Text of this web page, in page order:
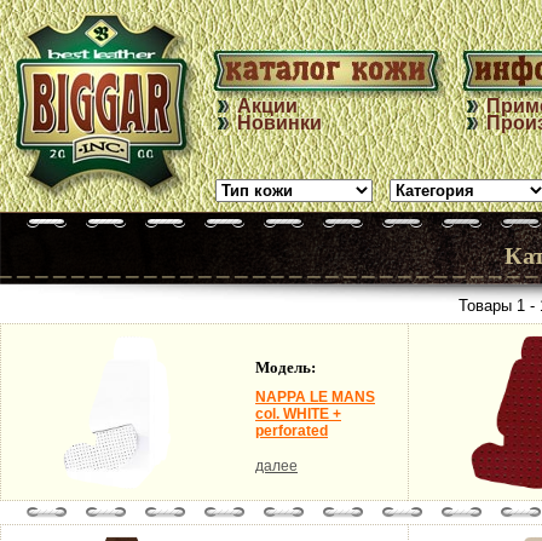
Акции
Новинки
Товары 1 -
Модель:
NAPPA LE MANS
col. WHITE +
perforated
далее